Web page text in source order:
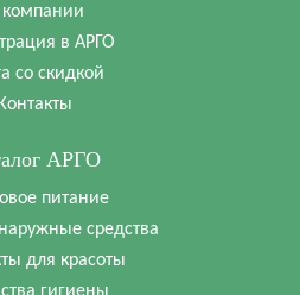
в АРГО
со скидкой
Контакты
АРГО
питание
средства
для красоты
гигиены